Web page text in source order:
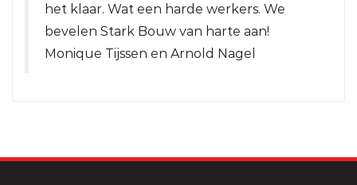
het klaar. Wat een harde werkers. We
bevelen Stark Bouw van harte aan!
Monique Tijssen en Arnold Nagel